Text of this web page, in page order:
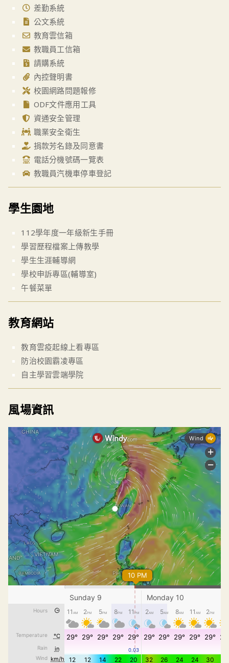
差勤系統
公文系統
教育雲信箱
教職員工信箱
請購系統
內控聲明書
校園網路問題報修
ODF文件應用工具
資通安全管理
職業安全衛生
捐款芳名錄及同意書
電話分機號碼一覽表
教職員汽機車停車登記
學生園地
112學年度一年級新生手冊
學習歷程檔案上傳教學
學生生涯輔導網
學校申訴專區(輔導室)
午餐菜單
教育網站
教育雲疫起線上看專區
防治校園霸凌專區
自主學習雲端學院
風場資訊